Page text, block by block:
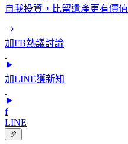
自我投資，比留遺產更有價值
加FB熱議討論
加LINE獲新知
f
LINE